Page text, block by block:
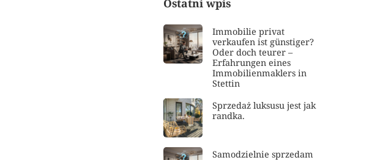
Ostatni wpis
Immobilie privat
verkaufen ist günstiger?
Oder doch teurer –
Erfahrungen eines
Immobilienmaklers in
Stettin
Sprzedaż luksusu jest jak
randka.
Samodzielnie sprzedam